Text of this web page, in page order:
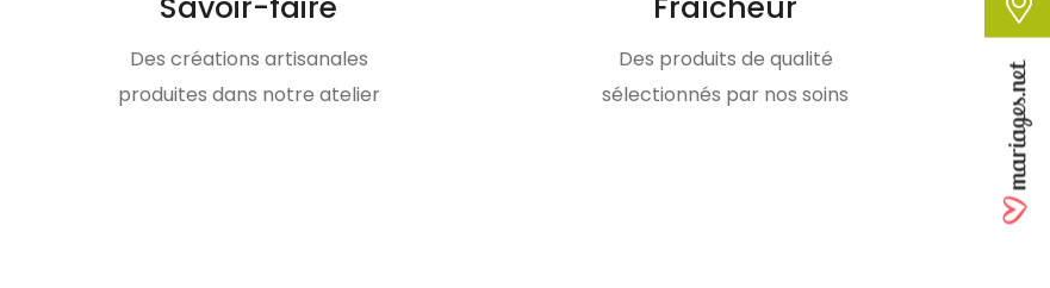
Des créations artisanales
produites dans notre atelier
Des produits de qualité
sélectionnés par nos soins